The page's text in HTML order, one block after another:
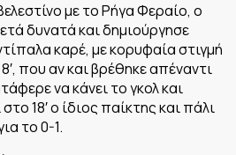
με το Ρήγα Φεραίο, ο
δυνατά και δημιούργησε
καρέ, με κορυφαία στιγμή
που αν και βρέθηκε απέναντι
να κάνει το γκολ και
18′ ο ίδιος παίκτης και πάλι
το 0-1.